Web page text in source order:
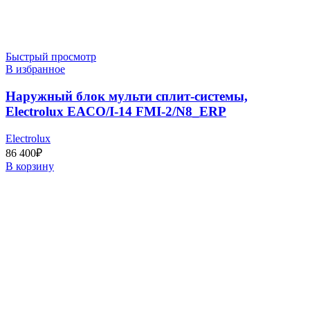
Быстрый просмотр
В избранное
Наружный блок мульти сплит-системы,
Electrolux EACO/I-14 FMI-2/N8_ERP
Electrolux
86 400₽
В корзину